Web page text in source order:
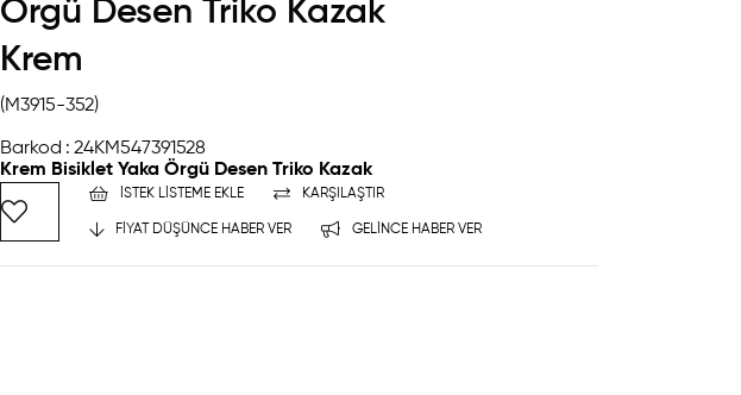
Örgü Desen Triko Kazak
Krem
(M3915-352)
Barkod : 24KM547391528
Krem Bisiklet Yaka Örgü Desen Triko Kazak
İSTEK LISTEME EKLE KARŞILAŞTIR
FIYAT DÜŞÜNCE HABER VER GELINCE HABER VER